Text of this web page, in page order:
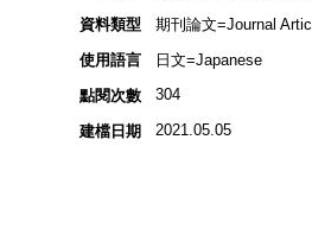
資料類型
期刊論文=Journal
使用語言
日文=Japanese
點閱次數
304
建檔日期 2021.05.05